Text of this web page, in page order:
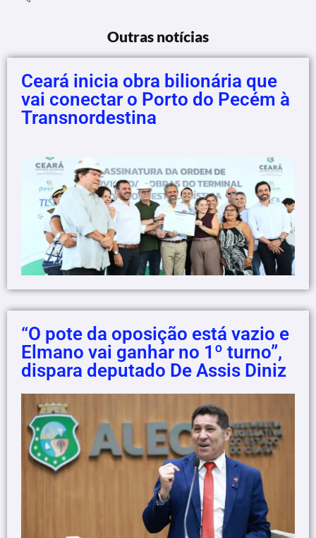
Outras notícias
Ceará inicia obra bilionária que
vai conectar o Porto do Pecém à
Transnordestina
“O pote da oposição está vazio e
Elmano vai ganhar no 1º turno”,
dispara deputado De Assis Diniz